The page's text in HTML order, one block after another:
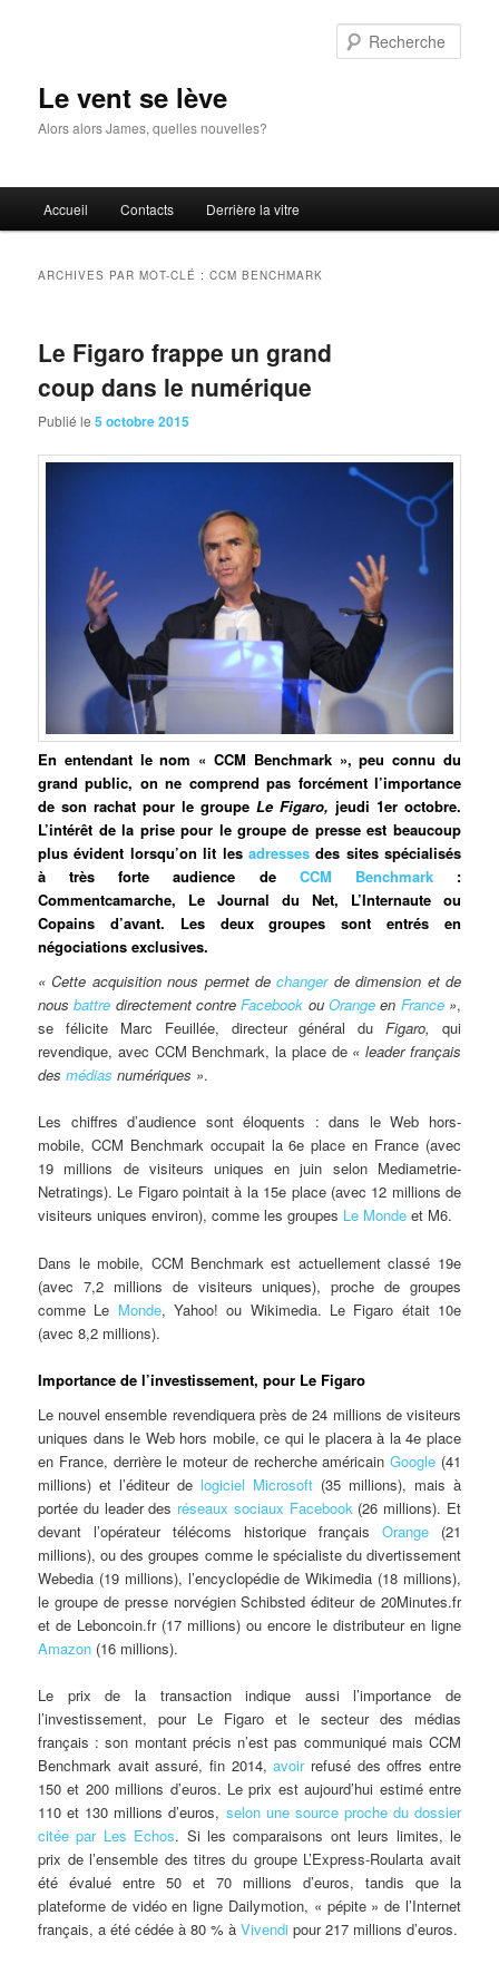
Le vent se lève
Alors alors James, quelles nouvelles?
principal
Accueil Contacts Derrière la vitre
ARCHIVES PAR MOT-CLÉ :CCM BENCHMARK
Le Figaro frappe un grand
coup dans le numérique
Publié le5 octobre 2015
En entendant le nom « CCM Benchmark », peu connu du
grand public, on ne comprend pas forcément l’importance
de son rachat pour le groupe Le Figaro, jeudi 1er octobre.
L’intérêt de la prise pour le groupe de presse est beaucoup
plus évident lorsqu’on lit les adressesdes sites spécialisés
à très forte audience deCCM Benchmark :
Commentcamarche, Le Journal du Net, L’Internaute ou
Copains d’avant. Les deux groupes sont entrés en
négociations exclusives.
« Cette acquisition nous permet dechangerde dimension et de
nousbattre directement contreFacebook ou Orange en France»,
se félicite Marc Feuillée, directeur général duFigaro, qui
revendique, avec CCM Benchmark, la place de « leader français
desmédias numériques ».
Les chiffres d’audience sont éloquents : dans le Web hors-
mobile, CCM Benchmark occupait la 6e place en France (avec
19 millions de visiteurs uniques en juin selon Mediametrie-
Netratings). Le Figaro pointait à la 15e place (avec 12 millions de
visiteurs uniques environ), comme les groupes Le Monde et M6.
Dans le mobile, CCM Benchmark est actuellement classé 19e
(avec 7,2 millions de visiteurs uniques), proche de groupes
comme Le Monde, Yahoo! ou Wikimedia. Le Figaro était 10e
(avec 8,2 millions).
Importance de l’investissement, pour Le Figaro
Le nouvel ensemble revendiquera près de 24 millions de visiteurs
uniques dans le Web hors mobile, ce qui le placera à la 4e place
en France, derrière le moteur de recherche américainGoogle (41
millions) et l’éditeur delogiciel Microsoft (35 millions), mais à
portée du leader des réseaux sociaux Facebook(26 millions). Et
devant l’opérateur télécoms historique français Orange(21
millions), ou des groupes comme le spécialiste du divertissement
Webedia (19 millions), l’encyclopédie de Wikimedia (18 millions),
le groupe de presse norvégien Schibsted éditeur de 20Minutes.fr
et de Leboncoin.fr (17 millions) ou encore le distributeur en ligne
Amazon (16 millions).
Le prix de la transaction indique aussi l’importance de
l’investissement, pour Le Figaro et le secteur des médias
français : son montant précis n’est pas communiqué mais CCM
Benchmark avait assuré, fin 2014,avoirrefusé des offres entre
150 et 200 millions d’euros. Le prix est aujourd’hui estimé entre
110 et 130 millions d’euros, selon une source proche du dossier
citée par Les Echos. Si les comparaisons ont leurs limites, le
prix de l’ensemble des titres du groupe L’Express-Roularta avait
été évalué entre 50 et 70 millions d’euros, tandis que la
plateforme de vidéo en ligne Dailymotion, « pépite » de l’Internet
français, a été cédée à 80 % àVivendi pour 217 millions d’euros.